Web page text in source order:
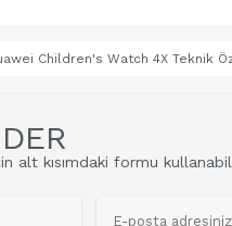
Children's Watch 4X Teknik
alt kısımdaki formu